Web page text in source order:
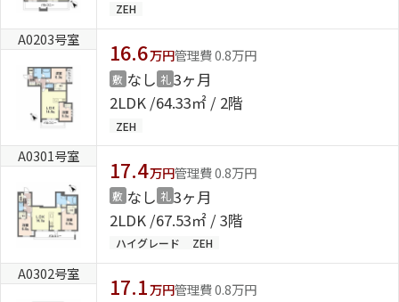
ZEH
A0203号室
16.6万円管理費 0.8万円
敷 なし 礼 3ヶ月
2LDK 64.33㎡ / 2階
ZEH
A0301号室
17.4万円管理費 0.8万円
敷 なし 礼 3ヶ月
2LDK 67.53㎡ / 3階
ハイグレード ZEH
A0302号室
17.1万円管理費 0.8万円